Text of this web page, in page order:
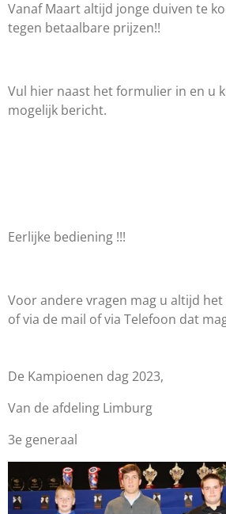
Vanaf Maart altijd jonge duiven te
tegen betaalbare prijzen!!
Vul hier naast het formulier in en u
mogelijk bericht.
Eerlijke bediening !!!
Voor andere vragen mag u altijd
of via de mail of via Telefoon dat
De Kampioenen dag 2023,
Van de afdeling Limburg
3e generaal